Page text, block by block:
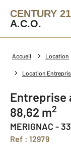
CENTURY 21
A.C.O.
Accueil Location
Location
88,62 m2
MERIGNAC - 33
Ref : 12979